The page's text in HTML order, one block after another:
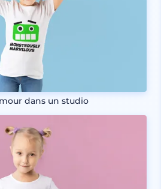
dans un studio